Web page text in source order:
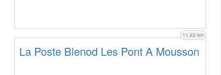
11,62 km
La Poste Blenod Les Pont A Mousson